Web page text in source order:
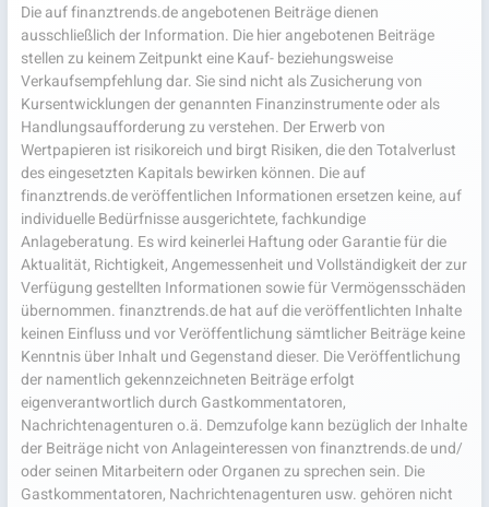
Die auf finanztrends.de angebotenen Beiträge dienen
ausschließlich der Information. Die hier angebotenen Beiträge
stellen zu keinem Zeitpunkt eine Kauf- beziehungsweise
Verkaufsempfehlung dar. Sie sind nicht als Zusicherung von
Kursentwicklungen der genannten Finanzinstrumente oder als
Handlungsaufforderung zu verstehen. Der Erwerb von
Wertpapieren ist risikoreich und birgt Risiken, die den Totalverlust
des eingesetzten Kapitals bewirken können. Die auf
finanztrends.de veröffentlichen Informationen ersetzen keine, auf
individuelle Bedürfnisse ausgerichtete, fachkundige
Anlageberatung. Es wird keinerlei Haftung oder Garantie für die
Aktualität, Richtigkeit, Angemessenheit und Vollständigkeit der zur
Verfügung gestellten Informationen sowie für Vermögensschäden
übernommen. finanztrends.de hat auf die veröffentlichten Inhalte
keinen Einfluss und vor Veröffentlichung sämtlicher Beiträge keine
Kenntnis über Inhalt und Gegenstand dieser. Die Veröffentlichung
der namentlich gekennzeichneten Beiträge erfolgt
eigenverantwortlich durch Gastkommentatoren,
Nachrichtenagenturen o.ä. Demzufolge kann bezüglich der Inhalte
der Beiträge nicht von Anlageinteressen von finanztrends.de und/
oder seinen Mitarbeitern oder Organen zu sprechen sein. Die
Gastkommentatoren, Nachrichtenagenturen usw. gehören nicht